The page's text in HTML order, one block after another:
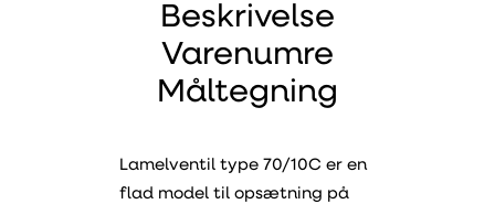
Beskrivelse
Varenumre
Måltegning
Lamelventil type 70/10C er en
flad model til opsætning på